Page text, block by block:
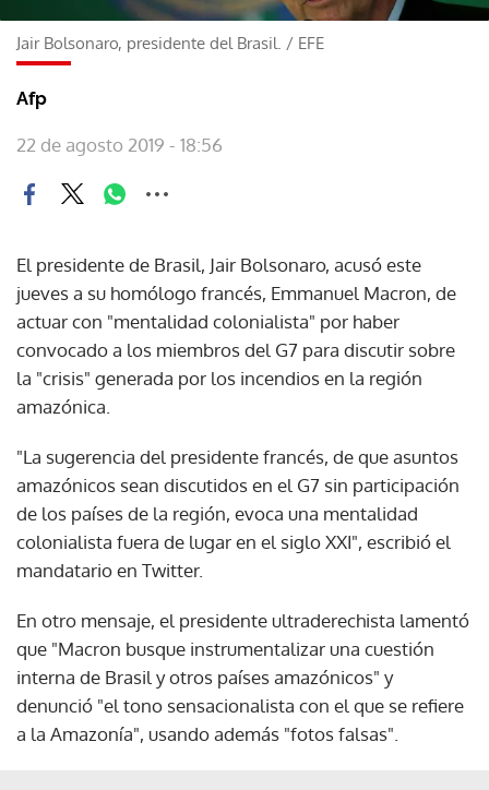
Jair Bolsonaro, presidente del Brasil. / EFE
Afp
22 de agosto 2019 - 18:56
El presidente de Brasil, Jair Bolsonaro, acusó este
jueves a su homólogo francés, Emmanuel Macron, de
actuar con "mentalidad colonialista" por haber
convocado a los miembros del G7 para discutir sobre
la "crisis" generada por los incendios en la región
amazónica.
"La sugerencia del presidente francés, de que asuntos
amazónicos sean discutidos en el G7 sin participación
de los países de la región, evoca una mentalidad
colonialista fuera de lugar en el siglo XXI", escribió el
mandatario en Twitter.
En otro mensaje, el presidente ultraderechista lamentó
que "Macron busque instrumentalizar una cuestión
interna de Brasil y otros países amazónicos" y
denunció "el tono sensacionalista con el que se refiere
a la Amazonía", usando además "fotos falsas".